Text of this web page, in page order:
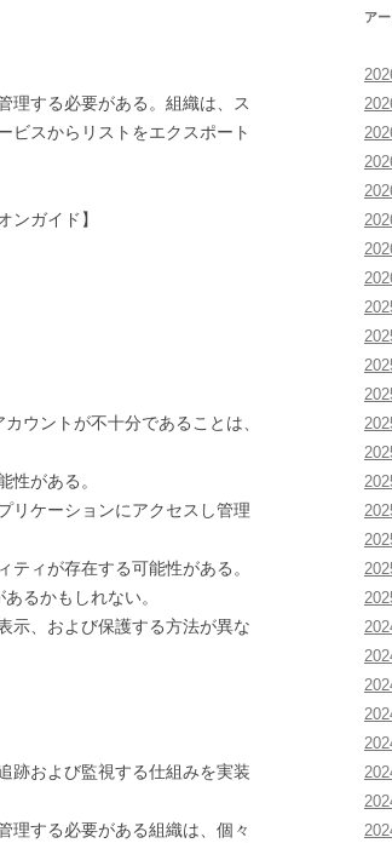
理する必要がある。組織は、ス
ビスからリストをエクスポート
ンガイド】
ウントが不十分であることは、
性がある。
リケーションにアクセスし管理
ィが存在する可能性がある。
るかもしれない。
示、および保護する方法が異な
跡および監視する仕組みを実装
理する必要がある組織は、個々
ア